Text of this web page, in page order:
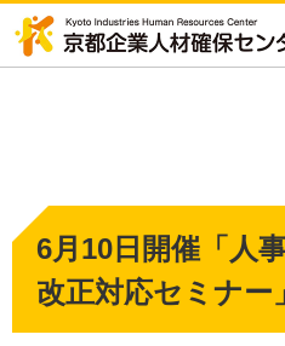
京都企業人材確保セ
ター
6月10日開催「人
改正対応セミナー」